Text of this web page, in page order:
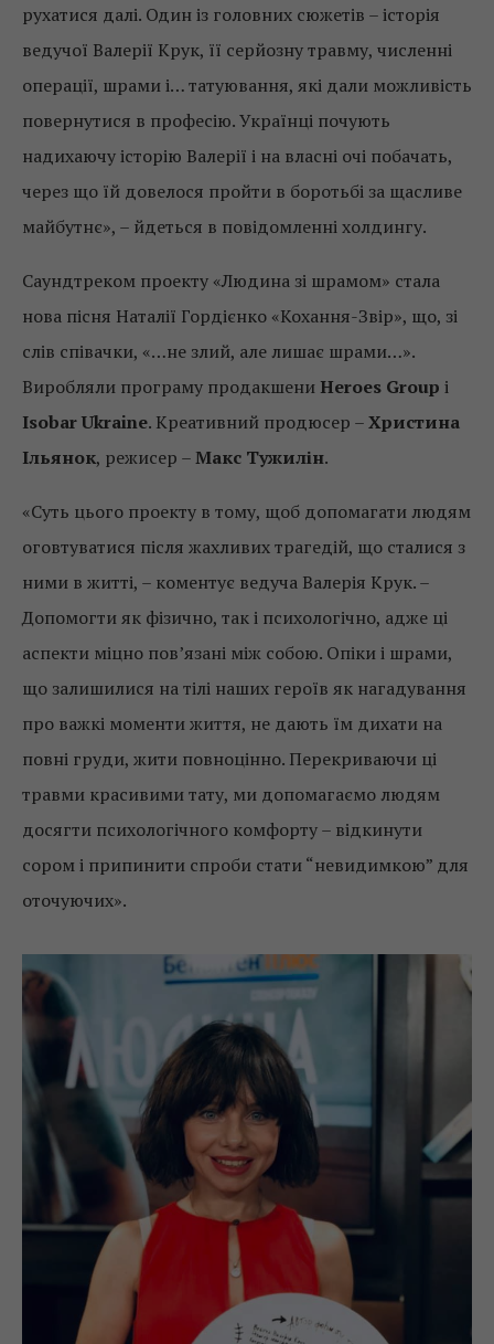
рухатися далі. Один із головних сюжетів – історія
ведучої Валерії Крук, її серйозну травму, численні
операції, шрами і… татуювання, які дали можливість
повернутися в професію. Українці почують
надихаючу історію Валерії і на власні очі побачать,
через що їй довелося пройти в боротьбі за щасливе
майбутнє», – йдеться в повідомленні холдингу.
Саундтреком проекту «Людина зі шрамом» стала
нова пісня Наталії Гордієнко «Кохання-Звір», що, зі
слів співачки, «…не злий, але лишає шрами…».
Виробляли програму продакшени Heroes Group і
Isobar Ukraine. Креативний продюсер –Христина
Ільянок, режисер –Макс Тужилін.
«Суть цього проекту в тому, щоб допомагати людям
оговтуватися після жахливих трагедій, що сталися з
ними в житті, – коментує ведуча Валерія Крук. –
Допомогти як фізично, так і психологічно, адже ці
аспекти міцно пов’язані між собою. Опіки і шрами,
що залишилися на тілі наших героїв як нагадування
про важкі моменти життя, не дають їм дихати на
повні груди, жити повноцінно. Перекриваючи ці
травми красивими тату, ми допомагаємо людям
досягти психологічного комфорту – відкинути
сором і припинити спроби стати “невидимкою” для
оточуючих».